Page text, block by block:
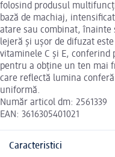
folosind produsul
bază de machiaj,
atare sau combinat, înainte
lejeră și ușor de difuzat
vitaminele C și E,
pentru a obține un ten mai
care reflectă lumina
uniformă.
Număr articol dm: 2561339
EAN: 3616305401021
Caracteristici